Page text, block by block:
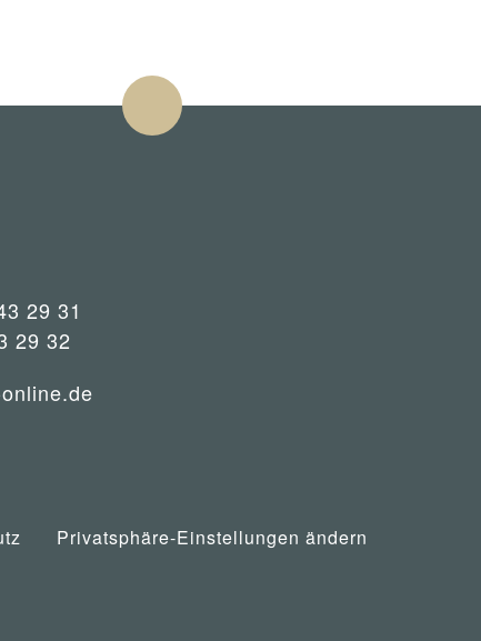
29 31
29 32
Privatsphäre-Einstellungen ändern